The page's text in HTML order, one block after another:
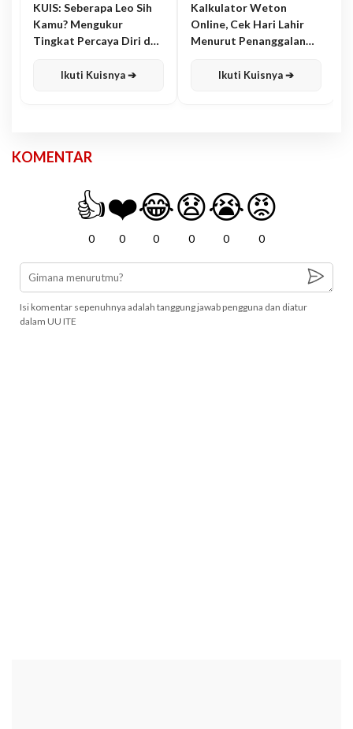
KUIS: Seberapa Leo Sih
Kamu? Mengukur
Tingkat Percaya Diri dan
Ikuti Kuisnya ➔
Kalkulator Weton
Online, Cek Hari Lahir
Menurut Penanggalan
Ikuti Kuisnya ➔
KOMENTAR
👍
0
❤️
0
😂
0
😧
0
😭
0
😡
0
Isi komentar sepenuhnya adalah tanggung jawab pengguna dan diatur
dalam UU ITE